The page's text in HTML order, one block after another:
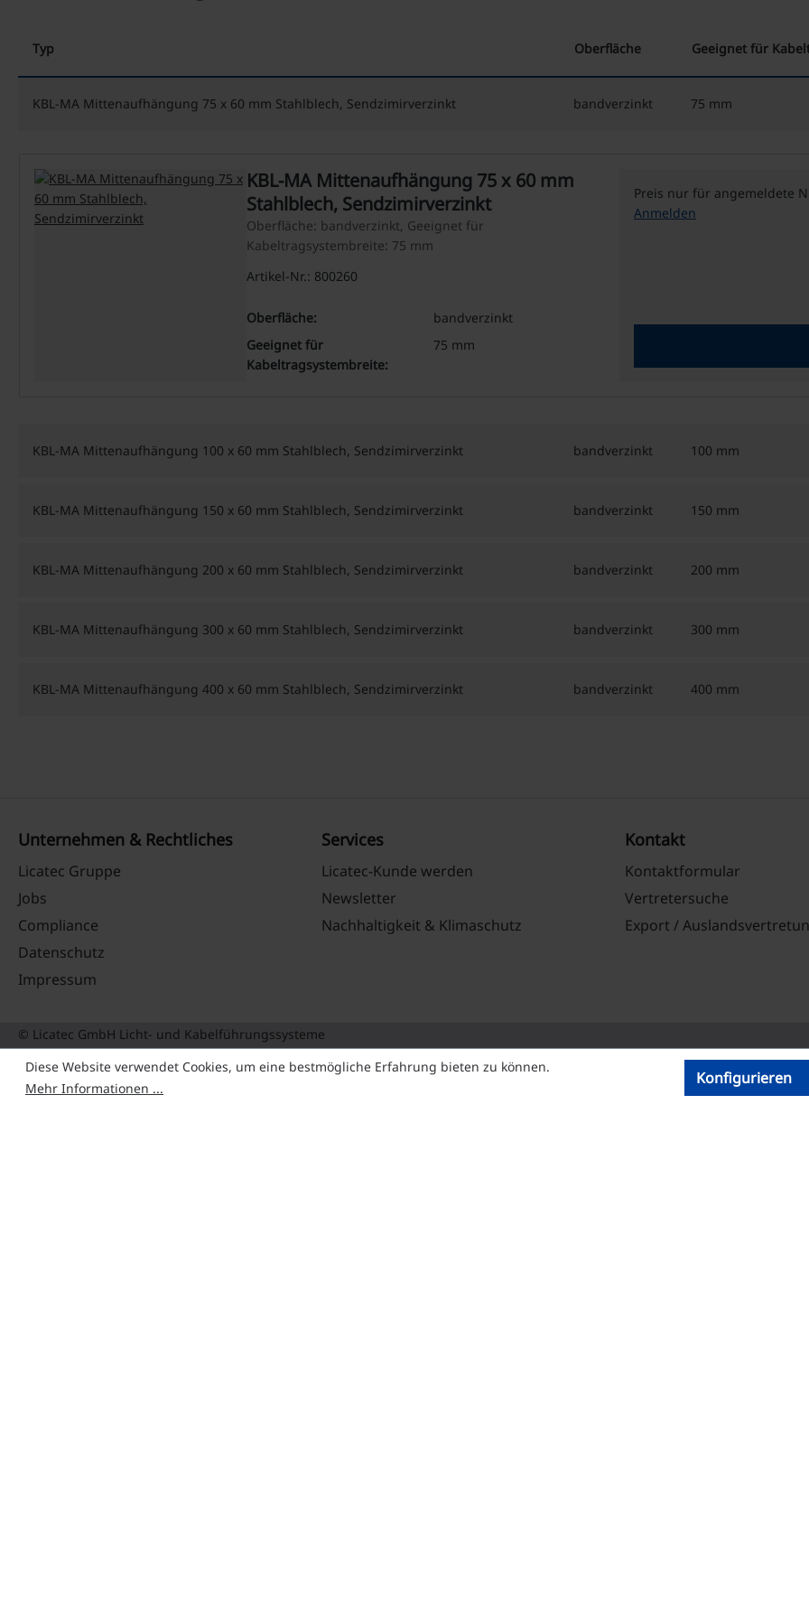
Typ Oberfläche Geeignet für
KBL-MA Mittenaufhängung 75 x 60 mm Stahlblech, Sendzimirverzinkt bandverzinkt 75 mm
KBL-MA Mittenaufhängung 75 x 60 mm
Stahlblech, Sendzimirverzinkt
Oberfläche: bandverzinkt, Geeignet für
Kabeltragsystembreite: 75 mm
Artikel-Nr.: 800260
Oberfläche:
bandverzinkt
Geeignet für
Kabeltragsystembreite:
75 mm
Preis nur für angemeldete
Anmelden
KBL-MA Mittenaufhängung 100 x 60 mm Stahlblech, Sendzimirverzinkt bandverzinkt 100 mm
KBL-MA Mittenaufhängung 150 x 60 mm Stahlblech, Sendzimirverzinkt bandverzinkt 150 mm
KBL-MA Mittenaufhängung 200 x 60 mm Stahlblech, Sendzimirverzinkt bandverzinkt 200 mm
KBL-MA Mittenaufhängung 300 x 60 mm Stahlblech, Sendzimirverzinkt bandverzinkt 300 mm
KBL-MA Mittenaufhängung 400 x 60 mm Stahlblech, Sendzimirverzinkt bandverzinkt 400 mm
Unternehmen & Rechtliches
Licatec Gruppe
Jobs
Compliance
Datenschutz
Impressum
Services
Licatec-Kunde werden
Newsletter
Nachhaltigkeit & Klimaschutz
Kontakt
Kontaktformular
Vertretersuche
Export /
© Licatec GmbH Licht- und Kabelführungssysteme
Diese Website verwendet Cookies, um eine bestmögliche Erfahrung bieten zu können.
Mehr Informationen ...
Konfigurieren